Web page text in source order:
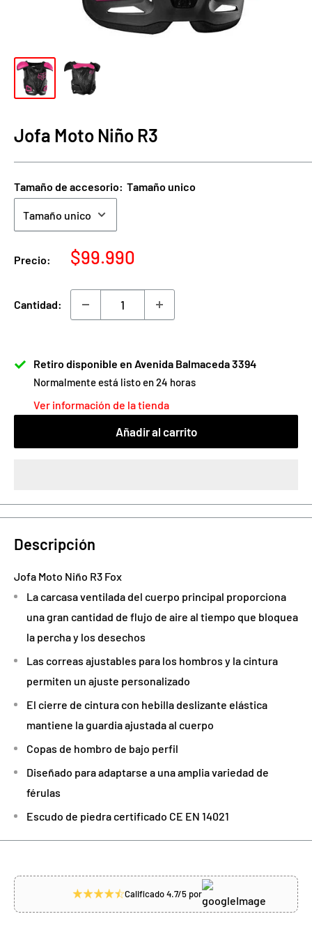
Jofa Moto Niño R3
Tamaño de accesorio: Tamaño unico
Precio:
Precio
venta
$99.990
Cantidad:
Retiro disponible en Avenida Balmaceda 3394
Normalmente está listo en 24 horas
Ver información de la tienda
Añadir al carrito
Descripción
Jofa Moto Niño R3 Fox
La carcasa ventilada del cuerpo principal proporciona
una gran cantidad de flujo de aire al tiempo que bloquea
la percha y los desechos
Las correas ajustables para los hombros y la cintura
permiten un ajuste personalizado
El cierre de cintura con hebilla deslizante elástica
mantiene la guardia ajustada al cuerpo
Copas de hombro de bajo perfil
Diseñado para adaptarse a una amplia variedad de
férulas
Escudo de piedra certificado CE EN 14021
Calificado 4.7/5 por